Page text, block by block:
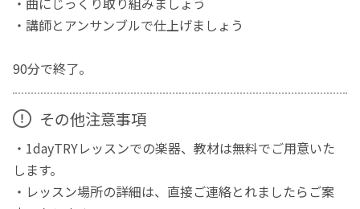
・講師とアンサンブルで仕上げましょう
90分で終了。
その他注意事項
・1dayTRYレッスンでの楽器、教材は無料でご用意いた
します。
・レッスン場所の詳細は、直接ご連絡とれましたらご案